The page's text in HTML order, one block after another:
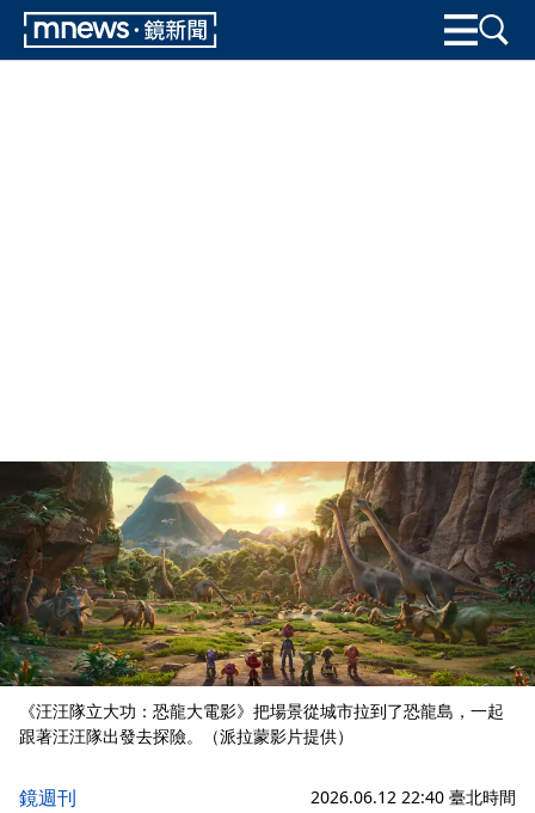
《汪汪隊立大功：恐龍大電影》把場景從城市拉到了恐龍島，一起
跟著汪汪隊出發去探險。（派拉蒙影片提供）
鏡週刊 2026.06.12 22:40 臺北時間